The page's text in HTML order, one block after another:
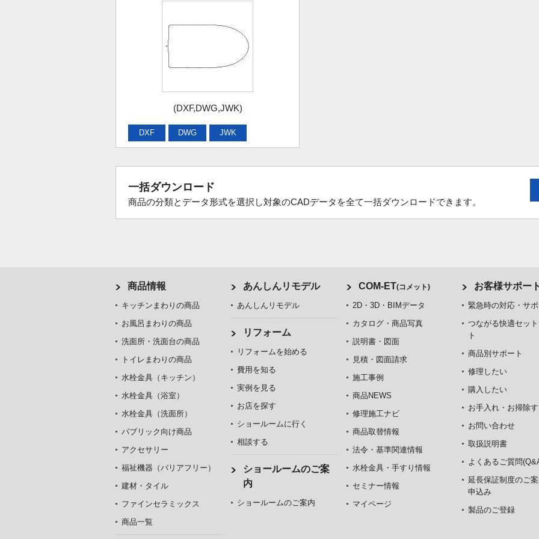
(DXF,DWG,JWK)
DXF DWG JWK
一括ダウンロード
商品の分類とデータ形式を選択し対象のCADデータを全て一括ダウンロードできます。
商品情報
キッチンまわりの商品
お風呂まわりの商品
洗面所・洗面台の商品
トイレまわりの商品
水栓金具（キッチン）
水栓金具（浴室）
水栓金具（洗面所）
パブリック向け商品
アクセサリー
福祉機器（バリアフリー）
建材・タイル
ファインセラミックス
商品一覧
あんしんリモデル
あんしんリモデル
リフォーム
リフォームを始める
費用を知る
実例を見る
お店を探す
ショールームに行く
相談する
ショールームのご案
内
ショールームのご案内
COM-ET(コメット)
2D・3D・BIMデータ
カタログ・商品写真
説明書・図面
見積・図面請求
施工事例
商品NEWS
修理施工ナビ
商品取替情報
法令・基準関連情報
水栓金具・手すり情報
セミナー情報
マイページ
お客様サポート
緊急時の対応・サポ
つながる快適セッ
ト
商品別サポート
修理したい
購入したい
お手入れ・お掃除
お問い合わせ
取扱説明書
よくあるご質問
延長保証制度のご
申込み
製品のご登録